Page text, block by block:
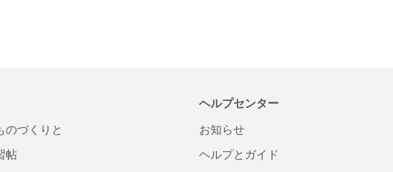
のづくりと
帖
ヘルプセンター
お知らせ
ヘルプとガイド